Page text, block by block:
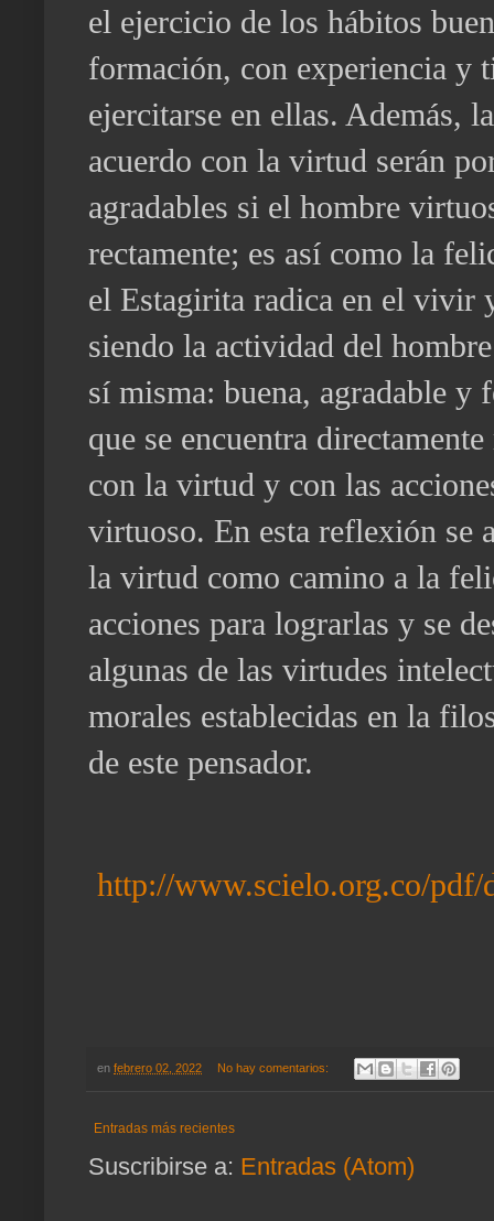
el ejercicio de los hábitos
formación, con experiencia y
ejercitarse en ellas. Además,
acuerdo con la virtud serán
agradables si el hombre
rectamente; es así como la
el Estagirita radica en el vivir
siendo la actividad del
sí misma: buena, agradable y
que se encuentra
con la virtud y con las
virtuoso. En esta reflexión se
la virtud como camino a la
acciones para lograrlas y se
algunas de las virtudes
morales establecidas en la
de este pensador.
http://www.scielo.org.co/
en febrero 02, 2022 No hay comentarios:
Entradas más recientes
Suscribirse a: Entradas (Atom)